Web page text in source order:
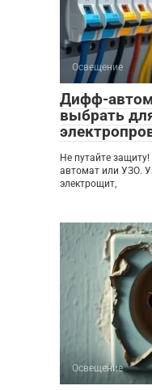
Освещение
Дифф-
выбрать
Не путайте
автомат или УЗО.
электрощит,
Освещение